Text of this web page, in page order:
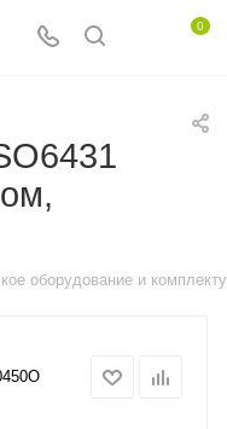
0
оборудование и